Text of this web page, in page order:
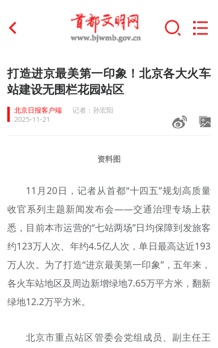
首页
文明创建
文明实践
未成年人思想道德建设
+
身边好人
文明评论
北京宣传文化引导基金
宣传思想文化人才
专题
打造进京最美第一印象！北京各大火车
站建设无围栏花园站区
北京日报客户端
记者：孙宏阳
2025-11-21
资料图
11月20日，记者从首都“十四五”规划高质量
收官系列主题新闻发布会——交通治理专场上获
悉，目前本市运营的“七站两场”日均保障到发旅客
约123万人次、年约4.5亿人次，单日最高达近193
万人次。为了打造“进京最美第一印象”，五年来，
各火车站地区及周边新增绿地7.65万平方米，翻新
绿地12.2万平方米。
北京市重点站区管委会党组成员、副主任王